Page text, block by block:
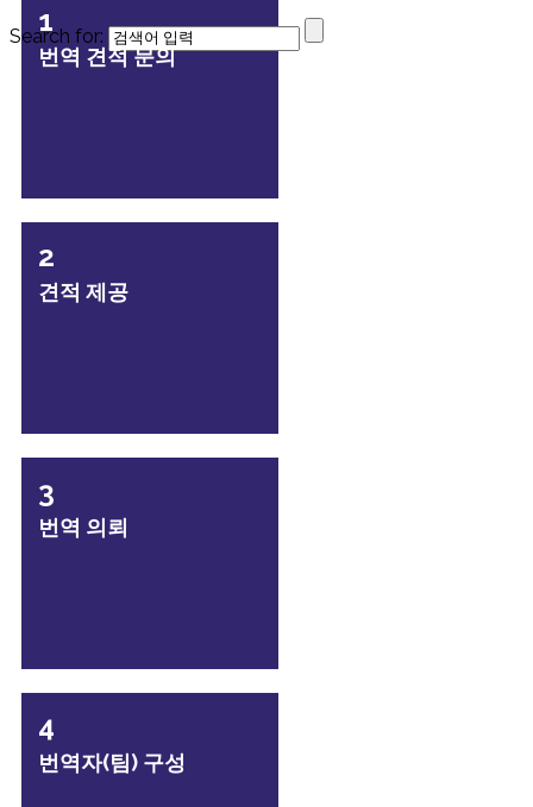
Search for:
1
번역 견적 문의
2
견적 제공
3
번역 의뢰
4
번역자(팀) 구성